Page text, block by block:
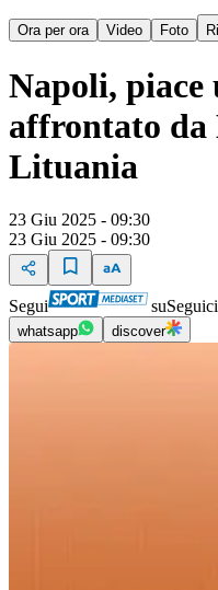
Ora per ora Video Foto
Napoli, piace
affrontato da
Lituania
23 Giu 2025 - 09:30
23 Giu 2025 - 09:30
Segui su
whatsapp discover